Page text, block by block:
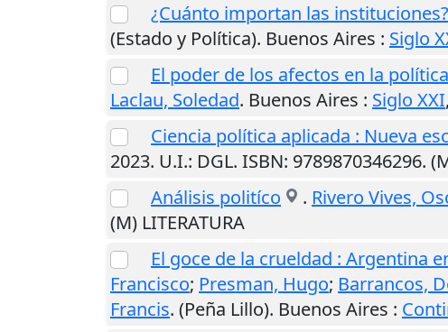
¿Cuánto importan las
(Estado y Política). Buenos Aires : Siglo
El poder de los afectos en la
Laclau, Soledad. Buenos Aires : Siglo XXI,
Ciencia política aplicada : Nueva
2023. U.I.: DGL. ISBN: 9789870346296.
Análisis politíco
. Rivero Vives,
(M) LITERATURA
El goce de la crueldad : Argentina
Francisco; Presman, Hugo; Barrancos,
Francis. (Peña Lillo). Buenos Aires :